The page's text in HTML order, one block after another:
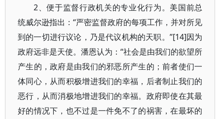
2、便于监督行政机关的专业化行为。美国前总
统威尔逊指出：“严密监督政府的每项工作，并对所见
到的一切进行议论，乃是代议机构的天职。”[14]因为
政府远非是天使。潘恩认为：“社会是由我们的欲望所
产生的，政府是由我们的邪恶所产生的；前者使们一
体同心，从而积极增进我们的幸福，后者制止我们的
恶行，从而消极地增进我们的幸福。政府即使在其最
好的情况下，也不过是一件免不了的祸害，在最坏的